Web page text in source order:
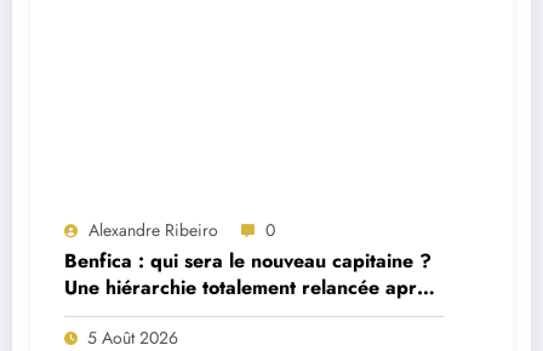
Alexandre Ribeiro 0
Benfica : qui sera le nouveau capitaine ?
Une hiérarchie totalement relancée après
deux départs majeurs
5 Août 2026